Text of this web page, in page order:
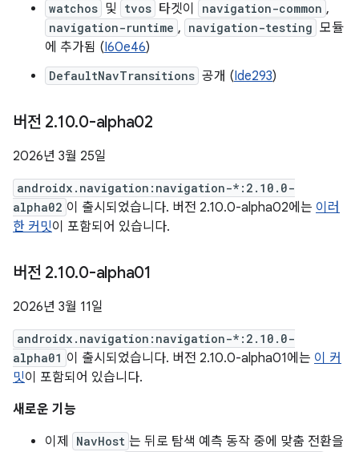
watchos 및 tvos 타겟이 navigation-common ,
navigation-runtime , navigation-testing 모듈
에 추가됨 (I60e46)
DefaultNavTransitions 공개 (Ide293)
버전 2.10.0-alpha02
2026년 3월 25일
androidx.navigation:navigation-*:2.10.0-
alpha02 이 출시되었습니다. 버전 2.10.0-alpha02에는 이러
한 커밋이 포함되어 있습니다.
버전 2.10.0-alpha01
2026년 3월 11일
androidx.navigation:navigation-*:2.10.0-
alpha01 이 출시되었습니다. 버전 2.10.0-alpha01에는 이 커
밋이 포함되어 있습니다.
새로운 기능
이제
NavHost 는 뒤로 탐색 예측 동작 중에 맞춤 전환을